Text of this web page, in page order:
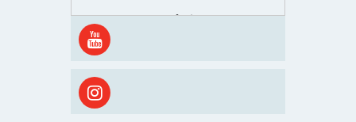
Men inden det går løs med en
spændende og aktivt
efterårsæson, så går turen først
ud i solen, ned til vandet og ind i
skyggen igen. Danish.Care holder
sommerlukket i uge 29 + 30.